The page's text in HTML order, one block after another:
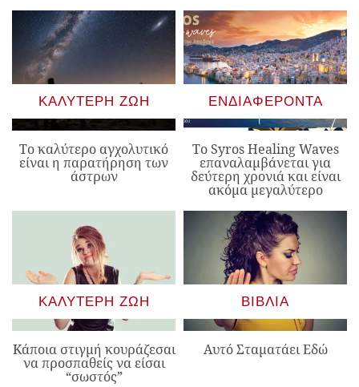
ΚΑΛΎΤΕΡΗ ΖΩΉ
Το καλύτερο αγχολυτικό
είναι η παρατήρηση των
άστρων
ΕΝΔΙΑΦΈΡΟΝΤΑ
Το Syros Healing Waves
επαναλαμβάνεται για
δεύτερη χρονιά και είναι
ακόμα μεγαλύτερο
ΚΑΛΎΤΕΡΗ ΖΩΉ
Κάποια στιγμή κουράζεσαι
να προσπαθείς να είσαι
“σωστός”
ΒΙΒΛΊΑ
Αυτό Σταματάει Εδώ